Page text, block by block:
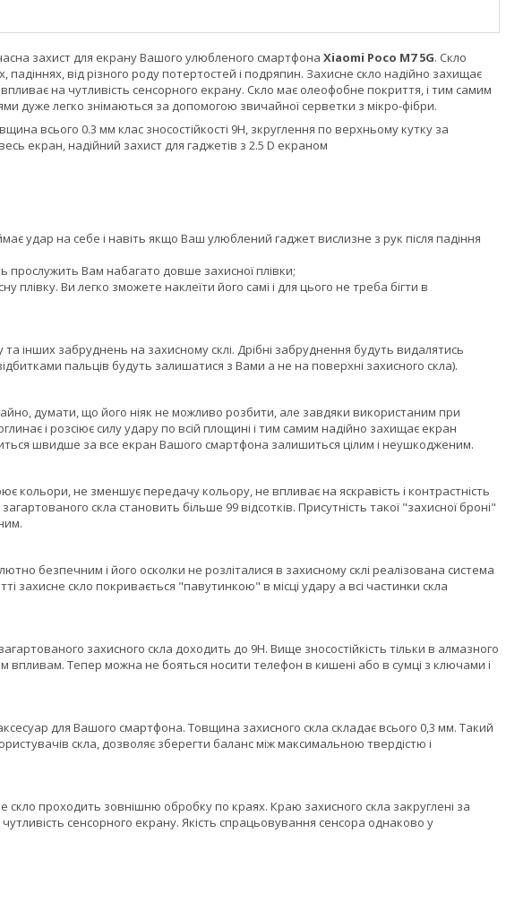
захист для екрану Вашого улюбленого смартфона Xiaomi Poco M7 5G. Скло
від різного роду потертостей і подряпин. Захисне скло надійно захищає
на чутливість сенсорного екрану. Скло має олеофобне покриття, і тим самим
дуже легко знімаються за допомогою звичайної серветки з мікро-фібри.
всього 0.3 мм клас зносостійкості 9H, зкруглення по верхньому кутку за
екран, надійний захист для гаджетів з 2.5 D екраном
удар на себе і навіть якщо Ваш улюблений гаджет вислизне з рук після падіння
прослужить Вам набагато довше захисної плівки;
плівку. Ви легко зможете наклеїти його самі і для цього не треба бігти в
інших забруднень на захисному склі. Дрібні забруднення будуть видалятись
пальців будуть залишатися з Вами а не на поверхні захисного скла).
думати, що його ніяк не можливо розбити, але завдяки використаним при
і розсіює силу удару по всій площині і тим самим надійно захищає екран
швидше за все екран Вашого смартфона залишиться цілим і неушкодженим.
кольори, не зменшує передачу кольору, не впливає на яскравість і контрастність
скла становить більше 99 відсотків. Присутність такої "захисної броні"
безпечним і його осколки не розліталися в захисному склі реалізована система
захисне скло покривається "павутинкою" в місці удару а всі частинки скла
захисного скла доходить до 9H. Вище зносостійкість тільки в алмазного
впливам. Тепер можна не бояться носити телефон в кишені або в сумці з ключами і
для Вашого смартфона. Товщина захисного скла складає всього 0,3 мм. Такий
скла, дозволяє зберегти баланс між максимальною твердістю і
проходить зовнішню обробку по краях. Краю захисного скла закруглені за
сенсорного екрану. Якість спрацьовування сенсора однаково у